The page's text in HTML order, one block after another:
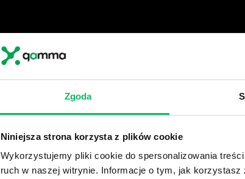
Zgoda
Niniejsza strona korzysta z plików cookie
Wykorzystujemy pliki cookie do spersonalizowania
ruch w naszej witrynie. Informacje o tym, jak